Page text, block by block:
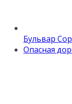
Бульвар
Опасная